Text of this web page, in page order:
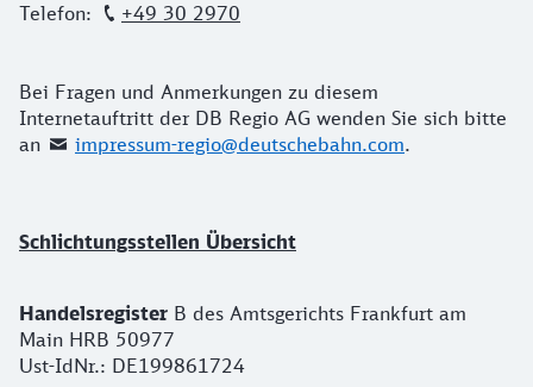
Telefon:
+49 30 2970
Bei Fragen und Anmerkungen zu diesem
Internetauftritt der DB Regio AG wenden Sie sich bitte
an
impressum-regio@deutschebahn.com.
Schlichtungsstellen Übersicht
Handelsregister B des Amtsgerichts Frankfurt am
Main HRB 50977
Ust-IdNr.: DE199861724